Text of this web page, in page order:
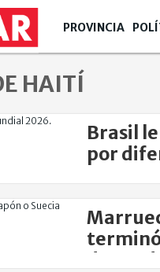
PROVINCIA
HAITÍ
Brasil
por
terminó
de ronda